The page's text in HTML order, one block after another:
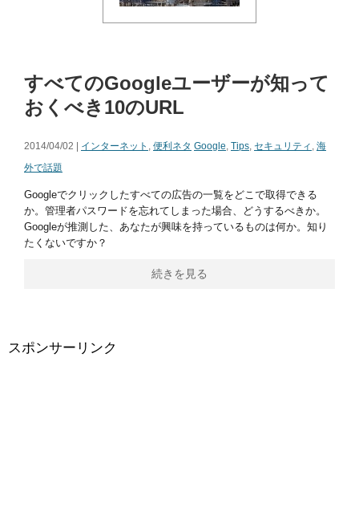
すべてのGoogleユーザーが知って
おくべき10のURL
2014/04/02 | インターネット , 便利ネタ Google, Tips, セキュリティ , 海
外で話題
Googleでクリックしたすべての広告の一覧をどこで取得できる
か。管理者パスワードを忘れてしまった場合、どうするべきか。
Googleが推測した、あなたが興味を持っているものは何か。知り
たくないですか？
続きを見る
スポンサーリンク